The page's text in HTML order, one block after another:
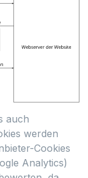
auch
werden
Cookies
Analytics)